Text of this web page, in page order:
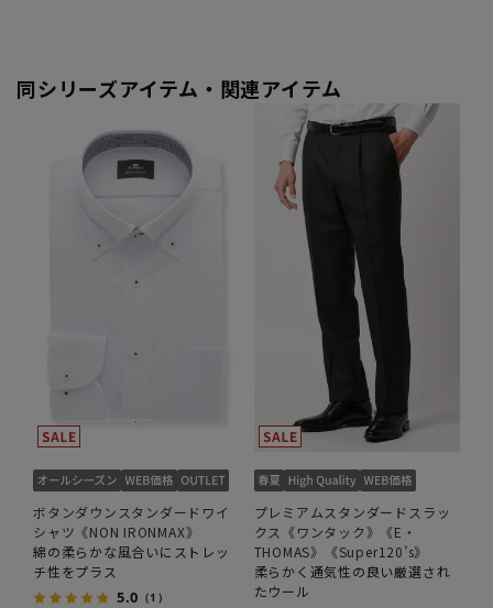
同シリーズアイテム・関連アイテム
ボタンダウンスタンダードワイ
シャツ《NON IRONMAX》
綿の柔らかな風合いにストレッ
チ性をプラス
5.0 （1）
プレミアムスタンダードスラッ
クス《ワンタック》《E・
THOMAS》《Super120’s》
柔らかく通気性の良い厳選され
たウール